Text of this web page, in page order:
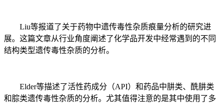
Liu等报道了关于药物中遗传毒性杂质痕量分析的研究进
展。这篇文章从行业角度阐述了化学品开发中经常遇到的不同
结构类型遗传毒性杂质的分析。
Elder等描述了活性药成分（API）和药品中肼类、酰肼类
和腙类遗传毒性杂质的分析。尤其值得注意的是其中使用了多